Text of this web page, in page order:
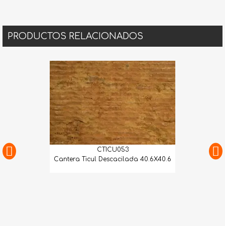
PRODUCTOS RELACIONADOS
CTICU053
Cantera Ticul Descacilada 40.6X40.6